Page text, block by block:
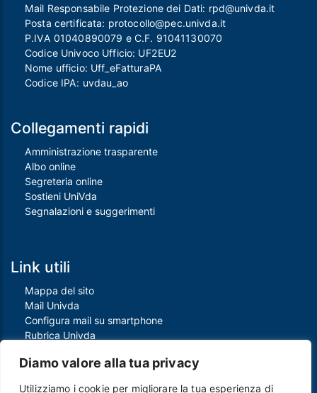
Diamo valore alla tua privacy
Utilizziamo i cookie per migliorare la tua esperienza di
Mail Responsabile Protezione dei Dati: rpd@univda.it
Posta certificata: protocollo@pec.univda.it
P.IVA 01040890079 e C.F. 91041130070
Codice Univoco Ufficio: UF2EU2
Nome ufficio: Uff_eFatturaPA
Codice IPA: uvdau_ao
Collegamenti rapidi
Amministrazione trasparente
Albo online
Segreteria online
Sostieni UniVda
Segnalazioni e suggerimenti
Link utili
Mappa del sito
Mail Univda
Configura mail su smartphone
Rubrica Univda